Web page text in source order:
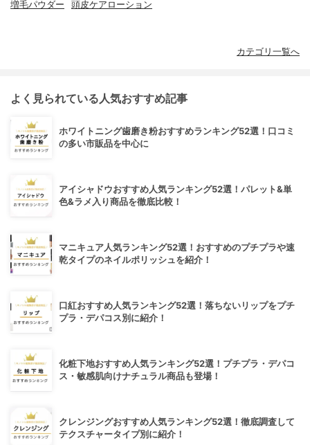
増毛パウダー 頭皮ケアローション
カテゴリ一覧へ
よく見られている人気おすすめ記事
ホワイトニング歯磨き粉おすすめランキング52選！口コミ
の多い市販品を中心に
アイシャドウおすすめ人気ランキング52選！パレット&単
色&ラメ入り商品を徹底比較！
マニキュア人気ランキング52選！おすすめのプチプラや速
乾タイプのネイルポリッシュを紹介！
口紅おすすめ人気ランキング52選！落ちないリップをプチ
プラ・デパコス別に紹介！
化粧下地おすすめ人気ランキング52選！プチプラ・デパコ
ス・敏感肌向けナチュラル商品も登場！
クレンジングおすすめ人気ランキング52選！徹底調査して
テクスチャータイプ別に紹介！